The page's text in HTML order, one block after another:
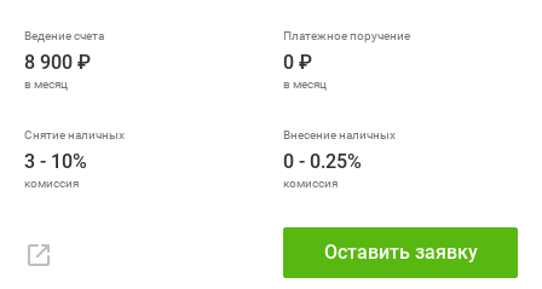
8 900 ₽ 0 ₽
3 - 10% 0 - 0.25%
Оставить заявку